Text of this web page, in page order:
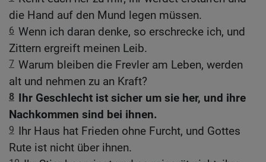
die Hand auf den Mund legen müssen.
6 Wenn ich daran denke, so erschrecke ich, und
Zittern ergreift meinen Leib.
7 Warum bleiben die Frevler am Leben, werden
alt und nehmen zu an Kraft?
8 Ihr Geschlecht ist sicher um sie her, und ihre
Nachkommen sind bei ihnen.
9 Ihr Haus hat Frieden ohne Furcht, und Gottes
Rute ist nicht über ihnen.